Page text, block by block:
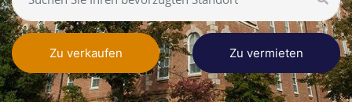
Zu verkaufen Zu vermieten